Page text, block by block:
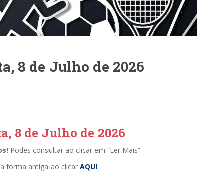
8 de Julho de 2026
8 de Julho de 2026
Podes consultar ao clicar em “Ler Mais”
forma antiga ao clicar AQUI